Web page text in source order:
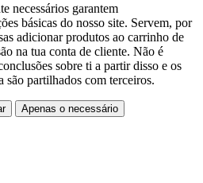
necessários garantem
básicas do nosso site. Servem, por
adicionar produtos ao carrinho de
na tua conta de cliente. Não é
sobre ti a partir disso e os
são partilhados com terceiros.
Apenas o necessário